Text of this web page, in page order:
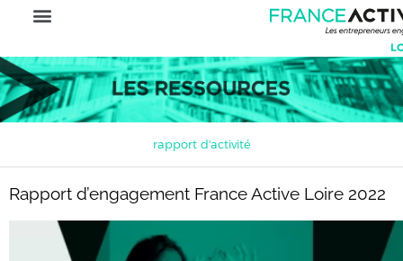
rapport d'activité
Rapport d’engagement France Active Loire 2022